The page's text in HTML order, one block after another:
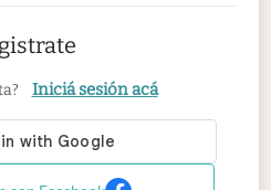
Iniciá sesión acá